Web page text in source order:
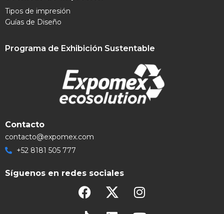
Tipos de impresión
Guías de Diseño
Programa de Exhibición Sustentable
Contacto
contacto@expomex.com
+52 8181 505 777
Síguenos en redes sociales